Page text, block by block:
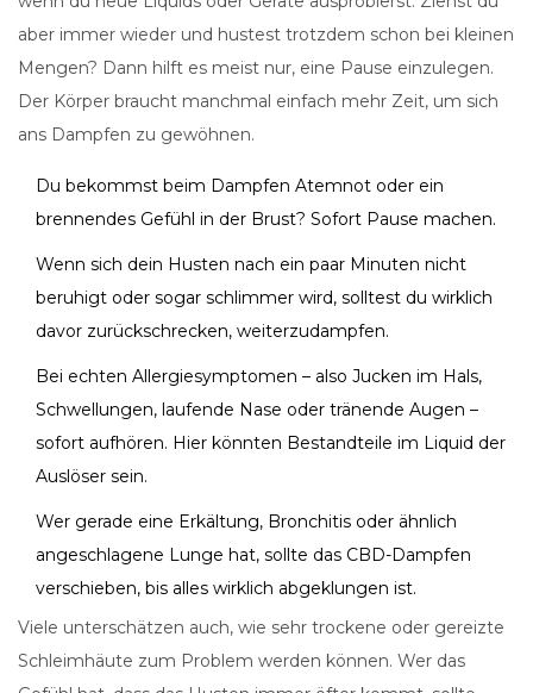
aber immer wieder und hustest trotzdem schon bei kleinen
Mengen? Dann hilft es meist nur, eine Pause einzulegen.
Der Körper braucht manchmal einfach mehr Zeit, um sich
ans Dampfen zu gewöhnen.
Du bekommst beim Dampfen Atemnot oder ein
brennendes Gefühl in der Brust? Sofort Pause machen.
Wenn sich dein Husten nach ein paar Minuten nicht
beruhigt oder sogar schlimmer wird, solltest du wirklich
davor zurückschrecken, weiterzudampfen.
Bei echten Allergiesymptomen – also Jucken im Hals,
Schwellungen, laufende Nase oder tränende Augen –
sofort aufhören. Hier könnten Bestandteile im Liquid der
Auslöser sein.
Wer gerade eine Erkältung, Bronchitis oder ähnlich
angeschlagene Lunge hat, sollte das CBD-Dampfen
verschieben, bis alles wirklich abgeklungen ist.
Viele unterschätzen auch, wie sehr trockene oder gereizte
Schleimhäute zum Problem werden können. Wer das